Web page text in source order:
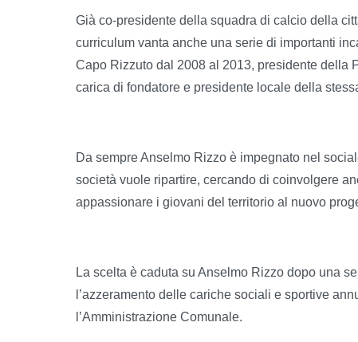
Già co-presidente della squadra di calcio della
curriculum vanta anche una serie di importanti
Capo Rizzuto dal 2008 al 2013, presidente della
carica di fondatore e presidente locale della
Da sempre Anselmo Rizzo è impegnato nel
società vuole ripartire, cercando di coinvolgere
appassionare i giovani del territorio al nuovo
La scelta è caduta su Anselmo Rizzo dopo una
l’azzeramento delle cariche sociali e sportive
l’Amministrazione Comunale.